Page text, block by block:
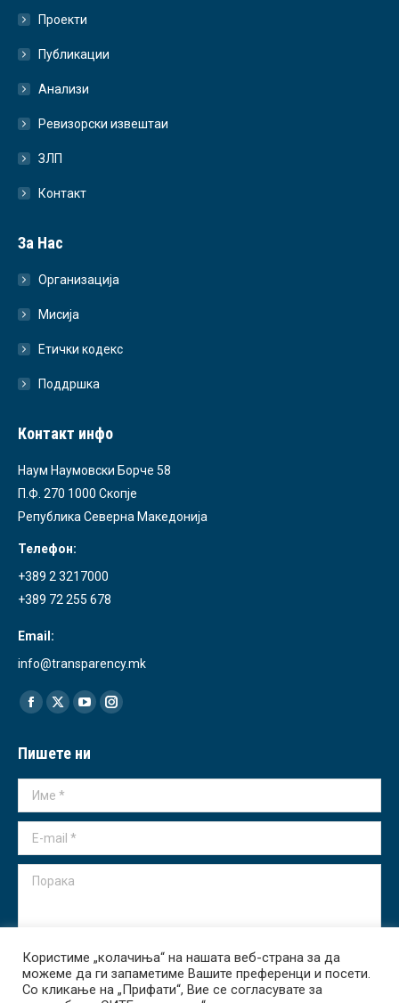
Проекти
Публикации
Анализи
Ревизорски извештаи
ЗЛП
Контакт
За Нас
Организација
Мисија
Етички кодекс
Поддршка
Контакт инфо
Наум Наумовски Борче 58
П.Ф. 270 1000 Скопје
Република Северна Македонија
Телефон:
+389 2 3217000
+389 72 255 678
Email:
info@transparency.mk
Find us on:
Facebook
opens
in
new
X
opens
in
YouTube
opens
in
Instagram
in
Пишете ни
Име *
E-mail *
Порака
Испрати
Користиме „колачиња“ на нашата веб-страна за да
можеме да ги запаметиме Вашите преференци и посети.
Со кликање на „Прифати“, Вие се согласувате за